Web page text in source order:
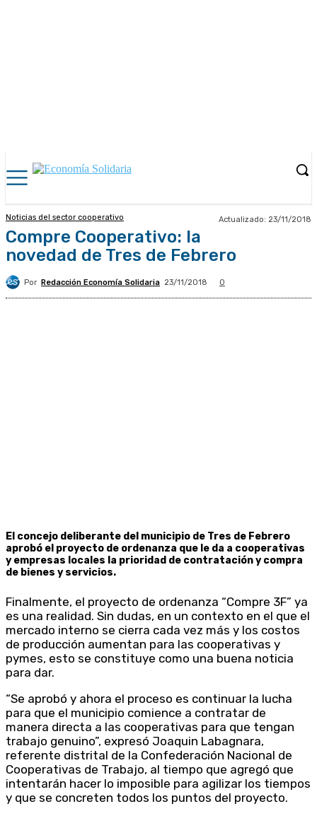
Noticias del sector cooperativo Actualizado: 23/11/2018
Compre Cooperativo: la
novedad de Tres de Febrero
Por Redacción Economía Solidaria 23/11/2018 0
El concejo deliberante del municipio de Tres de Febrero
aprobó el proyecto de ordenanza que le da a cooperativas
y empresas locales la prioridad de contratación y compra
de bienes y servicios.
Finalmente, el proyecto de ordenanza “Compre 3F” ya
es una realidad. Sin dudas, en un contexto en el que el
mercado interno se cierra cada vez más y los costos
de producción aumentan para las cooperativas y
pymes, esto se constituye como una buena noticia
para dar.
“Se aprobó y ahora el proceso es continuar la lucha
para que el municipio comience a contratar de
manera directa a las cooperativas para que tengan
trabajo genuino”, expresó Joaquin Labagnara,
referente distrital de la Confederación Nacional de
Cooperativas de Trabajo, al tiempo que agregó que
intentarán hacer lo imposible para agilizar los tiempos
y que se concreten todos los puntos del proyecto.